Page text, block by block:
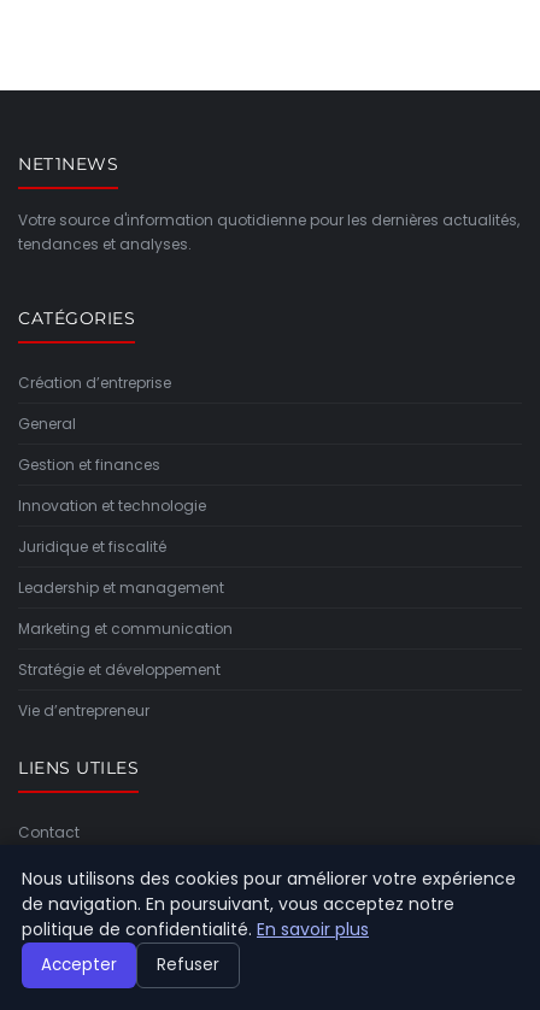
NET1NEWS
Votre source d'information quotidienne pour les dernières actualités,
tendances et analyses.
CATÉGORIES
Création d’entreprise
General
Gestion et finances
Innovation et technologie
Juridique et fiscalité
Leadership et management
Marketing et communication
Stratégie et développement
Vie d’entrepreneur
LIENS UTILES
Contact
INFORMATIONS
Plan du site
Nous utilisons des cookies pour améliorer votre expérience
de navigation. En poursuivant, vous acceptez notre
politique de confidentialité. En savoir plus
Accepter Refuser